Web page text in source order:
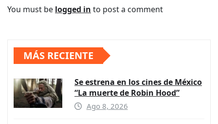
You must be logged in to post a comment
MÁS RECIENTE
Se estrena en los cines de México
“La muerte de Robin Hood”
Ago 8, 2026